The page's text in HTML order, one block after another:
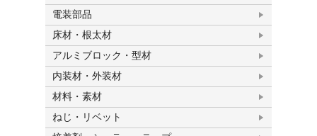
電装部品
床材・根太材
アルミブロック・型材
内装材・外装材
材料・素材
ねじ・リベット